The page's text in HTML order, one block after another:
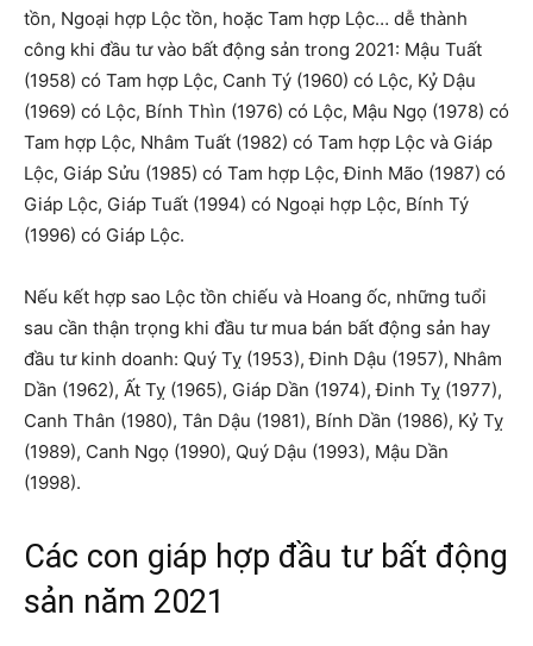
tồn, Ngoại hợp Lộc tồn, hoặc Tam hợp Lộc… dễ thành
công khi đầu tư vào bất động sản trong 2021: Mậu Tuất
(1958) có Tam hợp Lộc, Canh Tý (1960) có Lộc, Kỷ Dậu
(1969) có Lộc, Bính Thìn (1976) có Lộc, Mậu Ngọ (1978) có
Tam hợp Lộc, Nhâm Tuất (1982) có Tam hợp Lộc và Giáp
Lộc, Giáp Sửu (1985) có Tam hợp Lộc, Đinh Mão (1987) có
Giáp Lộc, Giáp Tuất (1994) có Ngoại hợp Lộc, Bính Tý
(1996) có Giáp Lộc.
Nếu kết hợp sao Lộc tồn chiếu và Hoang ốc, những tuổi
sau cần thận trọng khi đầu tư mua bán bất động sản hay
đầu tư kinh doanh: Quý Tỵ (1953), Đinh Dậu (1957), Nhâm
Dần (1962), Ất Tỵ (1965), Giáp Dần (1974), Đinh Tỵ (1977),
Canh Thân (1980), Tân Dậu (1981), Bính Dần (1986), Kỷ Tỵ
(1989), Canh Ngọ (1990), Quý Dậu (1993), Mậu Dần
(1998).
Các con giáp hợp đầu tư bất động
sản năm 2021